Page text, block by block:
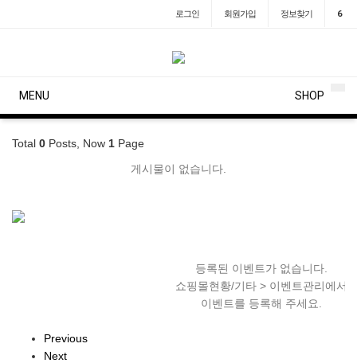
로그인 회원가입 정보찾기 6
MENU SHOP
Total 0 Posts, Now 1 Page
게시물이 없습니다.등록된 이벤트가 없습니다.
등록된 이벤트가 없습니다.
쇼핑몰현황/기타 > 이벤트관리에서
이벤트를 등록해 주세요.
Previous
Next